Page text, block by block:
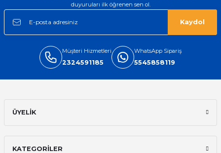
duyuruları ilk öğrenen sen ol.
Kaydol
Müşteri Hizmetleri
2324591185
WhatsApp Sipariş
5545858119
ÜYELİK
KATEGORİLER